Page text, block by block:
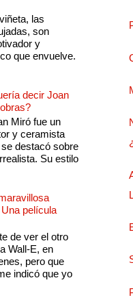
las
son
y
que envuelve.
decir Joan
Miró fue un
y ceramista
destacó sobre
Su estilo
película
de ver el otro
Wall-E, en
pero que
indicó que yo